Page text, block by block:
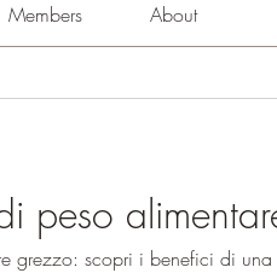
Members About
peso
grezzo: scopri i benefici di